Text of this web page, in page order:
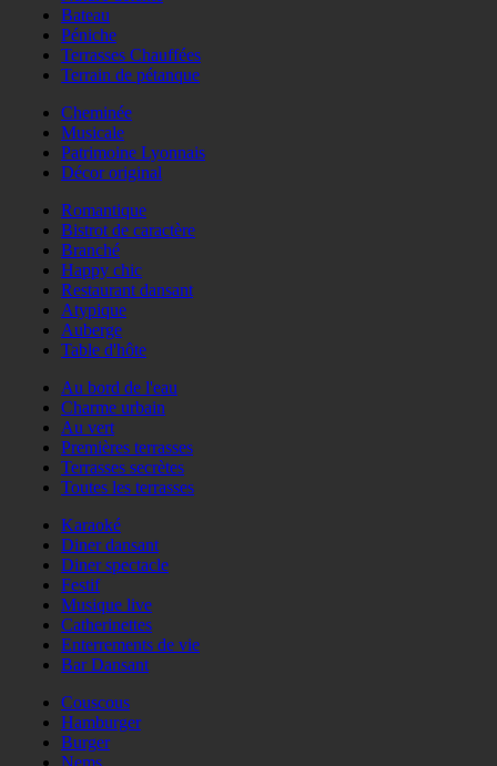
Bateau
Péniche
Terrasses Chauffées
Terrain de pétanque
Cheminée
Musicale
Patrimoine Lyonnais
Décor original
Romantique
Bistrot de caractère
Branché
Happy chic
Restaurant dansant
Atypique
Auberge
Table d'hôte
Au bord de l'eau
Charme urbain
Au vert
Premières terrasses
Terrasses secrètes
Toutes les terrasses
Karaoké
Diner dansant
Diner spectacle
Festif
Musique live
Catherinettes
Enterrements de vie
Bar Dansant
Couscous
Hamburger
Burger
Nems